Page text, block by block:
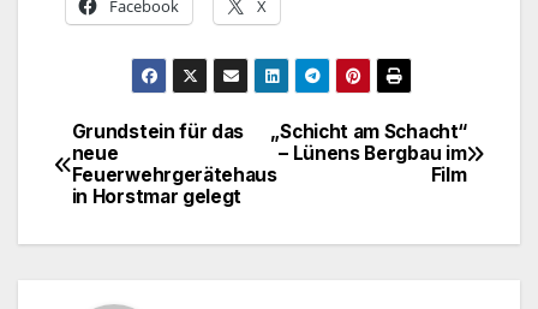
Facebook X
Beitragsnavigation
„Schicht am Schacht“
– Lünens Bergbau im
Film
Grundstein für das
neue
Feuerwehrgerätehaus
in Horstmar gelegt